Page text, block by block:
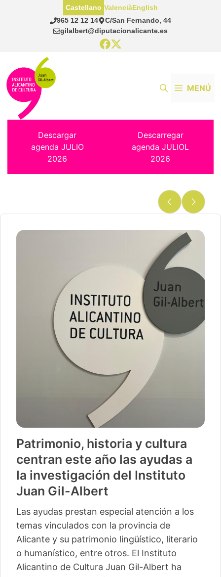
965 12 12 14
C/San Fernando, 44
gilalbert@diputacionalicante.es
Castellano ValenciàEnglish
MENÚ
Descargar
agenda JULIO
2026
Descarregar
agenda JULIOL
2026
Patrimonio, historia y cultura
centran este año las ayudas a
la investigación del Instituto
Juan Gil-Albert
Las ayudas prestan especial atención a los
temas vinculados con la provincia de
Alicante y su patrimonio lingüístico, literario
o humanístico, entre otros. El Instituto
Alicantino de Cultura Juan Gil-Albert ha